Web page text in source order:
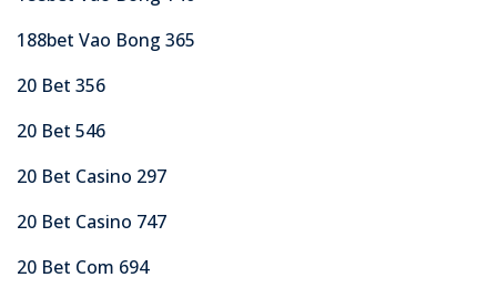
188bet Vao Bong 365
20 Bet 356
20 Bet 546
20 Bet Casino 297
20 Bet Casino 747
20 Bet Com 694